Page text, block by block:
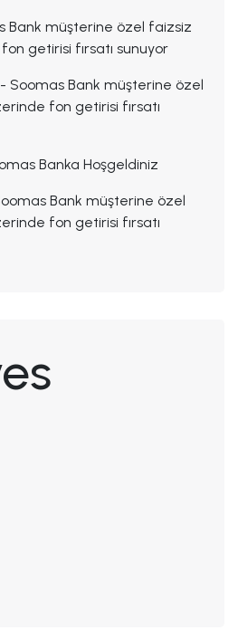
Bank müşterine özel faizsiz
getirisi fırsatı sunuyor
- Soomas Bank müşterine özel
fon getirisi fırsatı
Banka Hoşgeldiniz
Bank müşterine özel
fon getirisi fırsatı